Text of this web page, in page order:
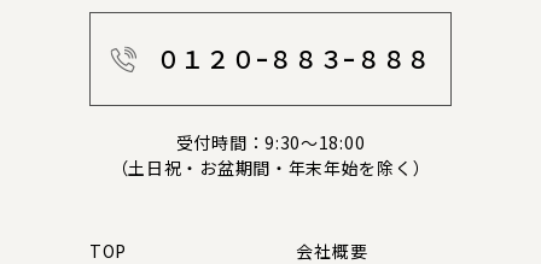
TOP 会社概要
０１２０ｰ８８３ｰ８８８
受付時間：9:30～18:00
（土日祝・お盆期間・年末年始を除く）